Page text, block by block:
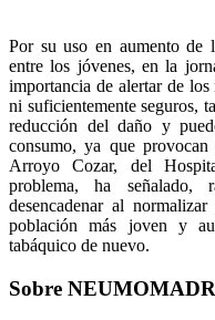
Por su uso en aumento de
entre los jóvenes, en la
importancia de alertar de
ni suficientemente seguros,
reducción del daño y
consumo, ya que
Arroyo Cozar, del
problema, ha
desencadenar al
población más joven y
tabáquico de nuevo.
Sobre